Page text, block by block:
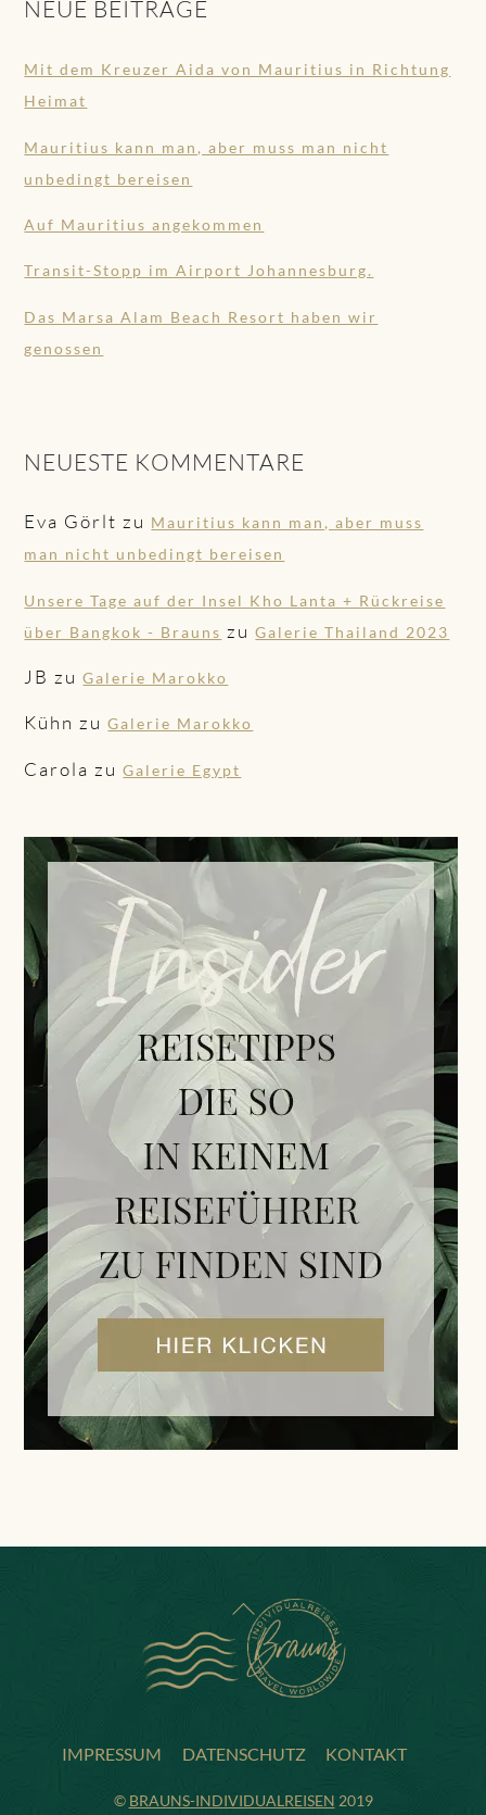
NEUE BEITRÄGE
Mit dem Kreuzer Aida von Mauritius in Richtung
Heimat
Mauritius kann man, aber muss man nicht
unbedingt bereisen
Auf Mauritius angekommen
Transit-Stopp im Airport Johannesburg.
Das Marsa Alam Beach Resort haben wir
genossen
NEUESTE KOMMENTARE
Eva Görlt zu Mauritius kann man, aber muss
man nicht unbedingt bereisen
Unsere Tage auf der Insel Kho Lanta + Rückreise
über Bangkok - Brauns zuGalerie Thailand 2023
JB zuGalerie Marokko
Kühn zuGalerie Marokko
Carola zuGalerie Egypt
BACK
TO
TOP
IMPRESSUM DATENSCHUTZ KONTAKT
© BRAUNS-INDIVIDUALREISEN 2019